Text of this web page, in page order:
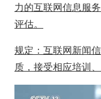
力的互联网信息服
评估。
规定：互联网新闻
质，接受相应培训、